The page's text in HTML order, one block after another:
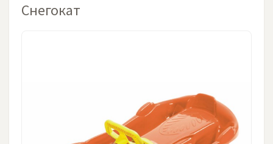
Снегокат